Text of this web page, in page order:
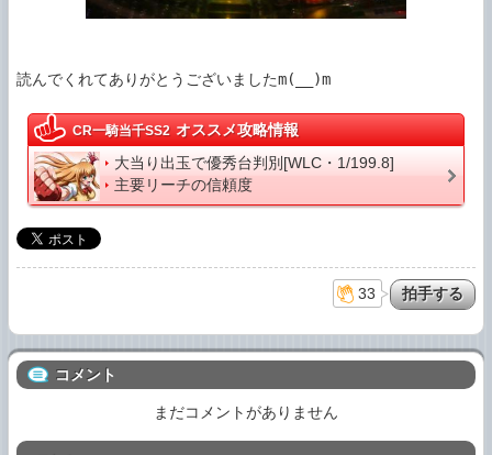
CR一騎当千SS2 オススメ攻略情報
大当り出玉で優秀台判別[WLC・1/199.8]
主要リーチの信頼度
33
コメント
まだコメントがありません